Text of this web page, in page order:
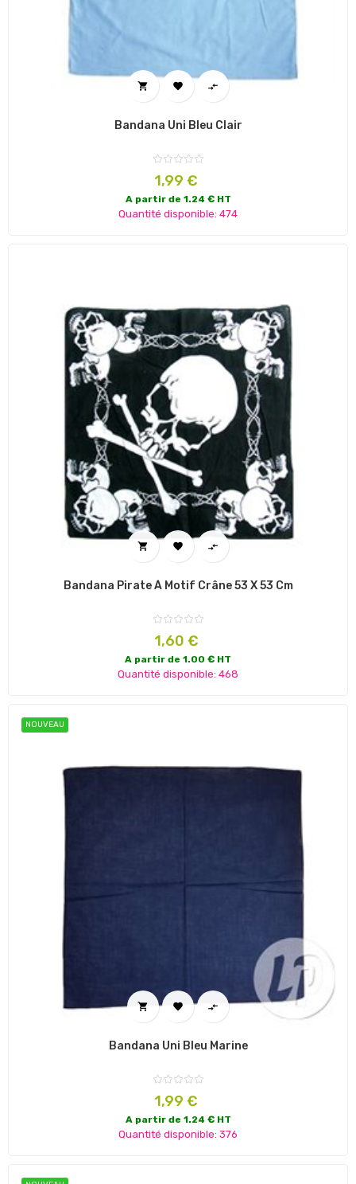
  
Bandana Uni Bleu Clair
Prix
1,99 €
A partir de 1.24 € HT
Quantité disponible: 474
  
Bandana Pirate À Motif Crâne 53 X 53 Cm
Prix
1,60 €
A partir de 1.00 € HT
Quantité disponible: 468
NOUVEAU
  
Bandana Uni Bleu Marine
Prix
1,99 €
A partir de 1.24 € HT
Quantité disponible: 376